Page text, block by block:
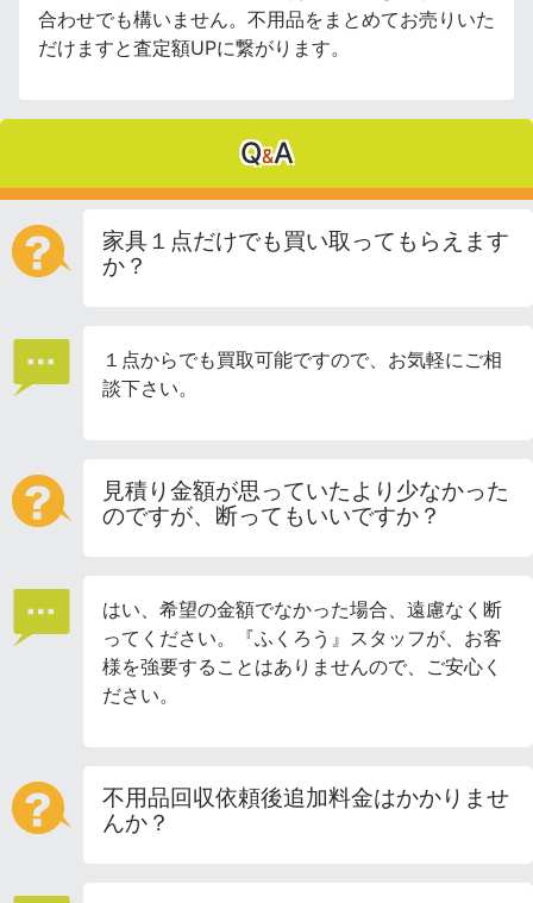
合わせでも構いません。不用品をまとめてお売りいた
だけますと査定額UPに繋がります。
Q&A
家具１点だけでも買い取ってもらえます
か？
１点からでも買取可能ですので、お気軽にご相
談下さい。
見積り金額が思っていたより少なかった
のですが、断ってもいいですか？
はい、希望の金額でなかった場合、遠慮なく断
ってください。『ふくろう』スタッフが、お客
様を強要することはありませんので、ご安心く
ださい。
不用品回収依頼後追加料金はかかりませ
んか？